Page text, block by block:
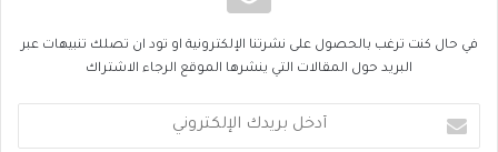
في حال كنت ترغب بالحصول على نشرتنا الإلكترونية او تود ان تصلك تنبيهات عبر
البريد حول المقالات التي ينشرها الموقع الرجاء الاشتراك
بريدك